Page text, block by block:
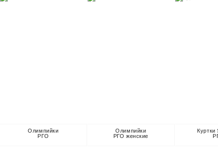
Олимпийки
РГО
Олимпийки
РГО женские
Куртки